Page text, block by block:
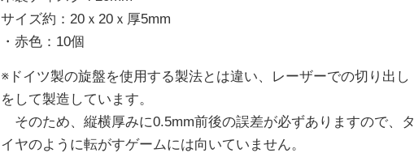
サイズ約：20ｘ20ｘ厚5mm
・赤色：10個
※ドイツ製の旋盤を使用する製法とは違い、レーザーでの切り出し
をして製造しています。
そのため、縦横厚みに0.5mm前後の誤差が必ずありますので、タ
イヤのように転がすゲームには向いていません。